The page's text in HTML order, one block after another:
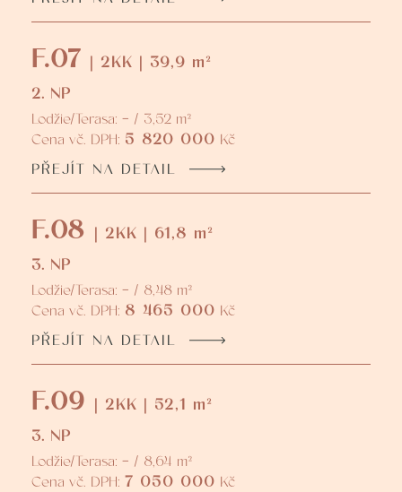
F.07 | 2KK | 39,9 m²
2. NP
Lodžie/Terasa: - / 3,52 m²
Cena vč. DPH: 5 820 000 Kč
PŘEJÍT NA DETAIL
F.08 | 2KK | 61,8 m²
3. NP
Lodžie/Terasa: - / 8,48 m²
Cena vč. DPH: 8 465 000 Kč
PŘEJÍT NA DETAIL
F.09 | 2KK | 52,1 m²
3. NP
Lodžie/Terasa: - / 8,64 m²
Cena vč. DPH: 7 050 000 Kč